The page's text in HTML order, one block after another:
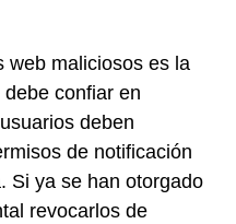
web maliciosos es la
confiar en
deben
de notificación
Si ya se han otorgado
revocarlos de